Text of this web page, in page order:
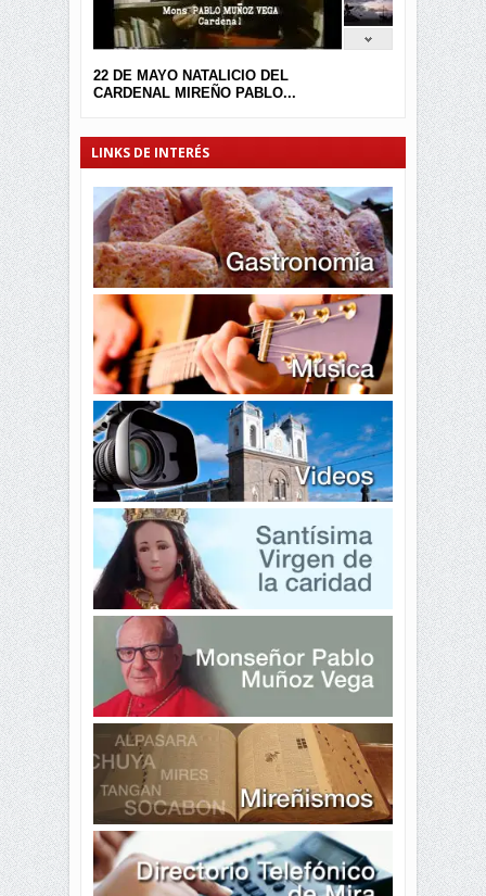
22 DE MAYO NATALICIO DEL
CARDENAL MIREÑO PABLO...
LINKS DE INTERÉS